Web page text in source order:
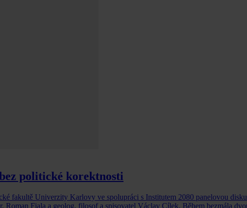
politické korektnosti
fakultě Univerzity Karlovy ve spolupráci s Institutem 2080 panelovou
Roman Fiala a geolog, filosof a spisovatel Václav Cílek. Během bezmála